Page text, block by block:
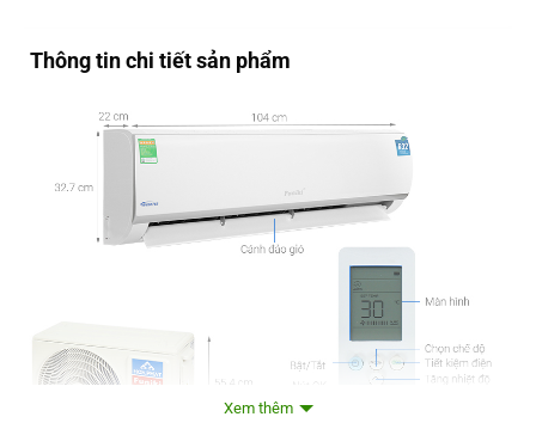
Thông tin chi tiết sản phẩm
Xem thêm